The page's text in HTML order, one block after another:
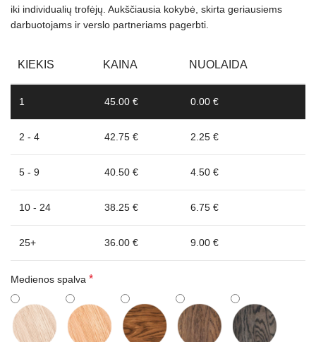
iki individualių trofėjų. Aukščiausia kokybė, skirta geriausiems
darbuotojams ir verslo partneriams pagerbti.
KIEKIS KAINA NUOLAIDA
1 45.00 € 0.00 €
2 - 4 42.75 € 2.25 €
5 - 9 40.50 € 4.50 €
10 - 24 38.25 € 6.75 €
25+ 36.00 € 9.00 €
Medienos spalva *